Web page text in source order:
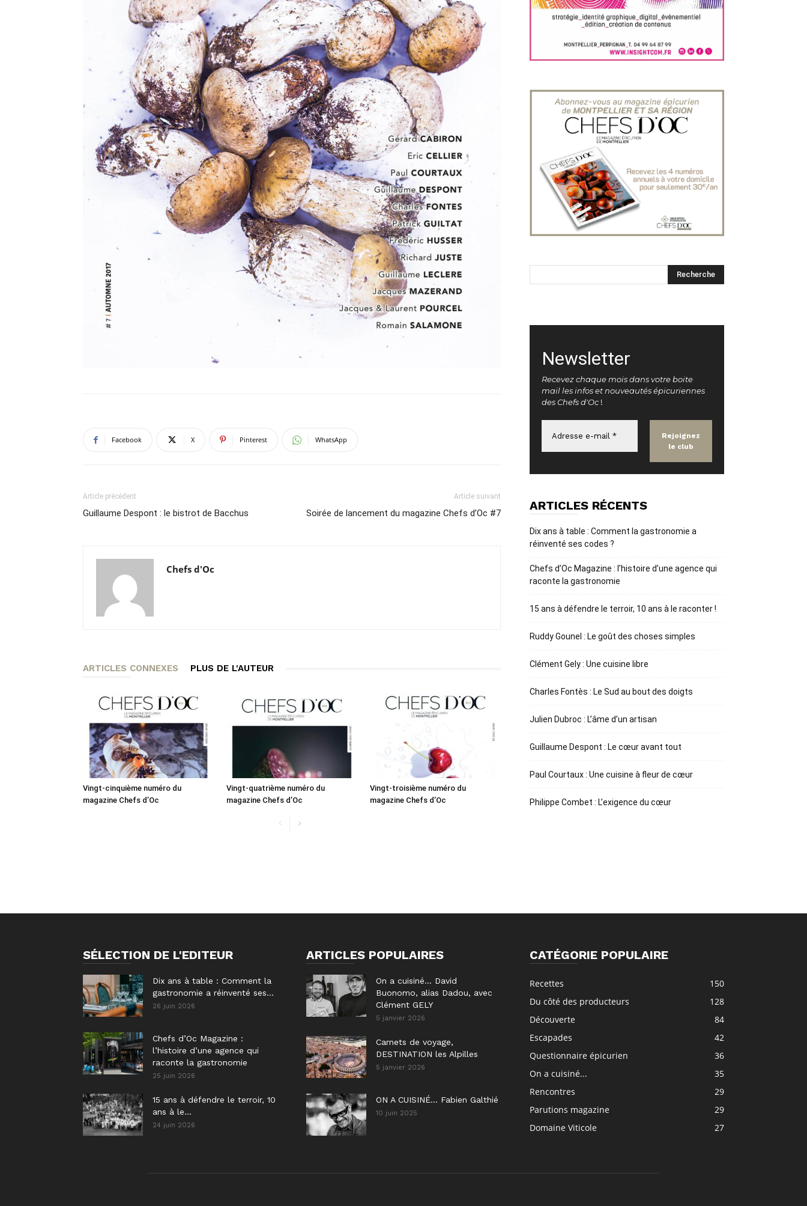
Facebook X Pinterest WhatsApp
Article précédent
Guillaume Despont : le bistrot de Bacchus
Article suivant
Soirée de lancement du magazine Chefs d’Oc #7
Chefs d'Oc
ARTICLES CONNEXES PLUS DE L'AUTEUR
Vingt-cinquième numéro du
magazine Chefs d’Oc
Vingt-quatrième numéro du
magazine Chefs d’Oc
Vingt-troisième numéro du
magazine Chefs d’Oc
Newsletter
Recevez chaque mois dans votre boite
mail les infos et nouveautés épicuriennes
des Chefs d'Oc !
ARTICLES RÉCENTS
Dix ans à table : Comment la gastronomie a
réinventé ses codes ?
Chefs d’Oc Magazine : l’histoire d’une agence qui
raconte la gastronomie
15 ans à défendre le terroir, 10 ans à le raconter !
Ruddy Gounel : Le goût des choses simples
Clément Gely : Une cuisine libre
Charles Fontès : Le Sud au bout des doigts
Julien Dubroc : L’âme d’un artisan
Guillaume Despont : Le cœur avant tout
Paul Courtaux : Une cuisine à fleur de cœur
Philippe Combet : L’exigence du cœur
SÉLECTION DE L'EDITEUR
Dix ans à table : Comment la
gastronomie a réinventé ses...
26 juin 2026
Chefs d’Oc Magazine :
l’histoire d’une agence qui
raconte la gastronomie
25 juin 2026
15 ans à défendre le terroir, 10
ans à le...
24 juin 2026
ARTICLES POPULAIRES
On a cuisiné… David
Buonomo, alias Dadou, avec
Clément GELY
5 janvier 2026
Carnets de voyage,
DESTINATION les Alpilles
5 janvier 2026
ON A CUISINÉ… Fabien Galthié
10 juin 2025
CATÉGORIE POPULAIRE
Recettes
150
Du côté des producteurs
128
Découverte
84
Escapades
42
Questionnaire épicurien
36
On a cuisiné...
35
Rencontres
29
Parutions magazine
29
Domaine Viticole
27